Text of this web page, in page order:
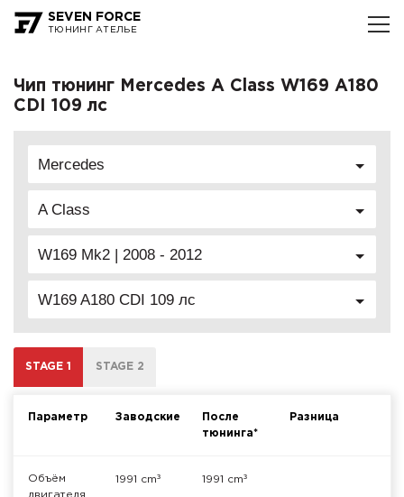
SEVEN FORCE
ТЮНИНГ АТЕЛЬЕ
Чип тюнинг Mercedes A Class W169 A180
CDI 109 лс
Mercedes
A Class
W169 Mk2 | 2008 - 2012
W169 A180 CDI 109 лс
STAGE 1 STAGE 2
Параметр Заводские
После
тюнинга*
Разница
Объём
1991 cm³ 1991 cm³